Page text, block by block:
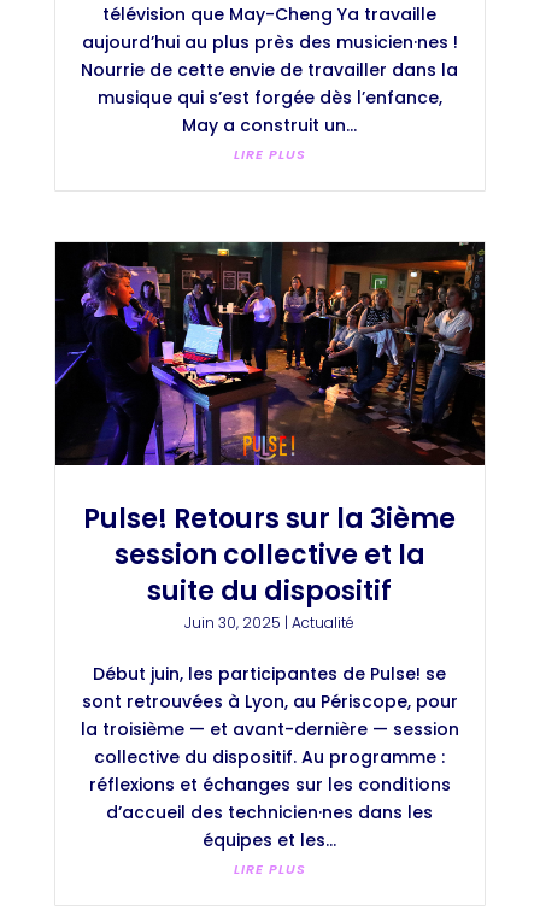
télévision que May-Cheng Ya travaille
aujourd’hui au plus près des musicien·nes !
Nourrie de cette envie de travailler dans la
musique qui s’est forgée dès l’enfance,
May a construit un...
LIRE PLUS
Pulse! Retours sur la 3ième
session collective et la
suite du dispositif
Juin 30, 2025 |Actualité
Début juin, les participantes de Pulse! se
sont retrouvées à Lyon, au Périscope, pour
la troisième — et avant-dernière — session
collective du dispositif. Au programme :
réflexions et échanges sur les conditions
d’accueil des technicien·nes dans les
équipes et les...
LIRE PLUS